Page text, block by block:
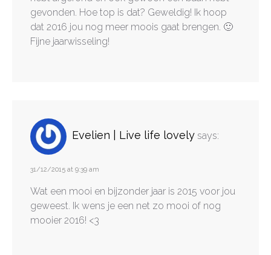
gevonden. Hoe top is dat? Geweldig! Ik hoop
dat 2016 jou nog meer moois gaat brengen. 🙂
Fijne jaarwisseling!
Evelien | Live life lovely says:
31/12/2015 at 9:39 am
Wat een mooi en bijzonder jaar is 2015 voor jou
geweest. Ik wens je een net zo mooi of nog
mooier 2016! <3